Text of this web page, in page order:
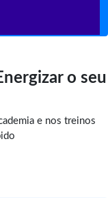
o seu
e nos treinos